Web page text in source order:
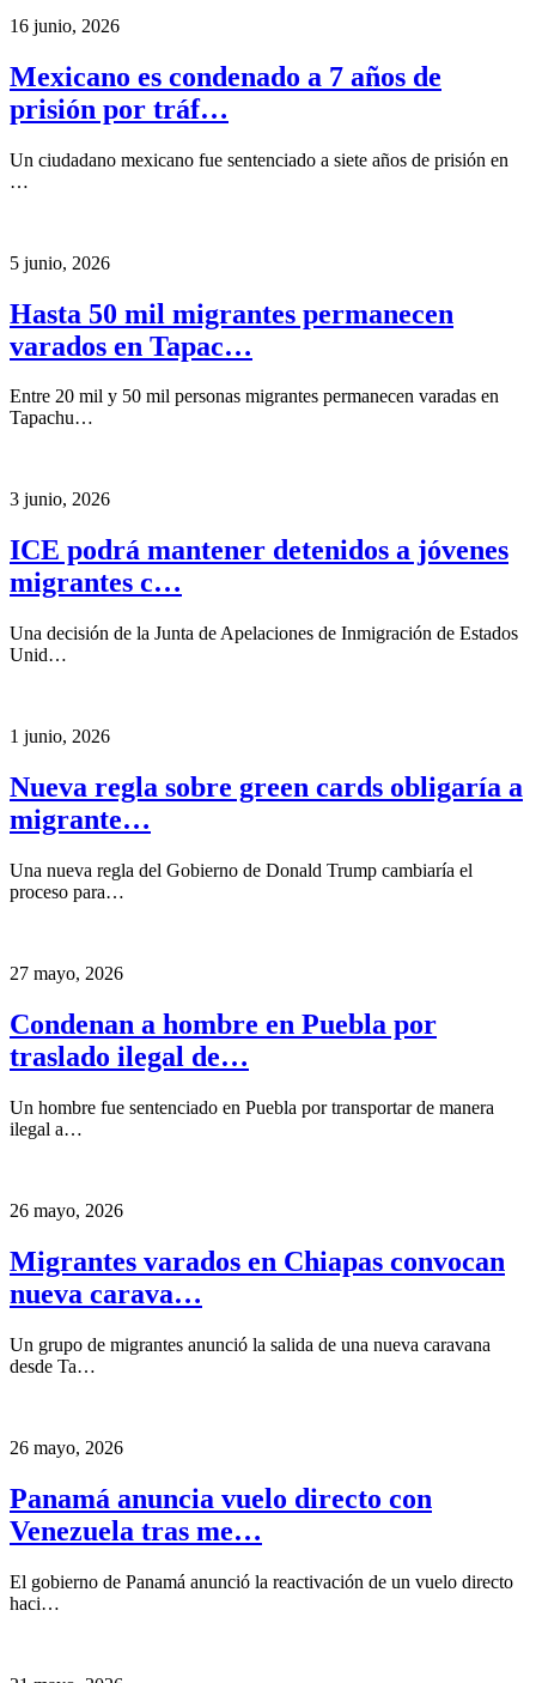
16 junio, 2026
Mexicano es condenado a 7 años de
prisión por tráf…
Un ciudadano mexicano fue sentenciado a siete años de prisión en
…
5 junio, 2026
Hasta 50 mil migrantes permanecen
varados en Tapac…
Entre 20 mil y 50 mil personas migrantes permanecen varadas en
Tapachu…
3 junio, 2026
ICE podrá mantener detenidos a jóvenes
migrantes c…
Una decisión de la Junta de Apelaciones de Inmigración de Estados
Unid…
1 junio, 2026
Nueva regla sobre green cards obligaría a
migrante…
Una nueva regla del Gobierno de Donald Trump cambiaría el
proceso para…
27 mayo, 2026
Condenan a hombre en Puebla por
traslado ilegal de…
Un hombre fue sentenciado en Puebla por transportar de manera
ilegal a…
26 mayo, 2026
Migrantes varados en Chiapas convocan
nueva carava…
Un grupo de migrantes anunció la salida de una nueva caravana
desde Ta…
26 mayo, 2026
Panamá anuncia vuelo directo con
Venezuela tras me…
El gobierno de Panamá anunció la reactivación de un vuelo directo
haci…